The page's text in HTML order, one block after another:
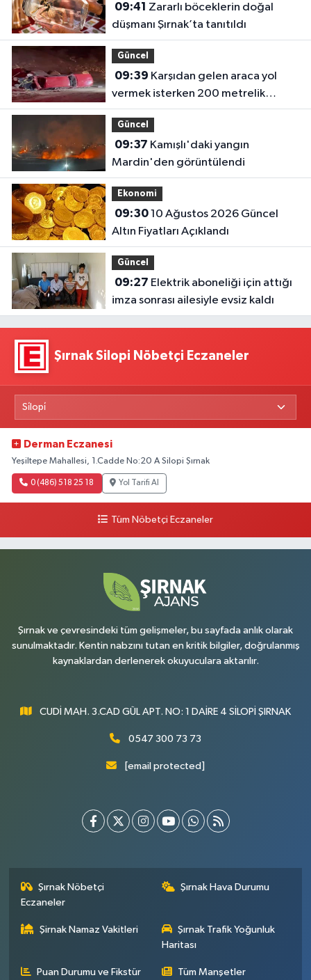
09:41
düşmanı Şırnak’ta tanıtıldı
Güncel
09:39
vermek isterken 200 metrelik
uçuruma yuvarlandı
Güncel
09:37
Mardin'den görüntülendi
Ekonomi
09:3010 Ağustos 2026 Güncel
Altın Fiyatları Açıklandı
Güncel
09:27
imza sonrası ailesiyle evsiz kaldı
Şırnak Silopi Nöbetçi Eczaneler
Derman Eczanesi
Yeşiltepe Mahallesi, 1.Cadde No:20 A Silopi Şırnak
0 (486) 518 25 18 Yol Tarifi Al
Tüm Nöbetçi Eczaneler
Şırnak ve çevresindeki tüm gelişmeler, bu sayfada anlık olarak
sunulmaktadır. Kentin nabzını tutan en kritik bilgiler, doğrulanmış
kaynaklardan derlenerek okuyuculara aktarılır.
CUDİ MAH. 3.CAD GÜL APT. NO: 1 DAİRE 4 SİLOPİ ŞIRNAK
0547 300 73 73
[email protected]
Şırnak Nöbetçi
Eczaneler
Şırnak Hava Durumu
Şirnak Namaz Vakitleri
Şırnak Trafik Yoğunluk
Haritası
Puan Durumu ve Fikstür Tüm Manşetler